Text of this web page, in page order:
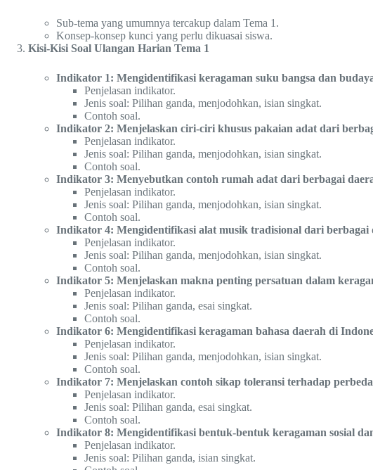
Sub-tema yang umumnya tercakup dalam Tema 1.
Konsep-konsep kunci yang perlu dikuasai siswa.
Kisi-Kisi Soal Ulangan Harian Tema 1
Indikator 1: Mengidentifikasi keragaman suku bangsa dan
Penjelasan indikator.
Jenis soal: Pilihan ganda, menjodohkan, isian singkat.
Contoh soal.
Indikator 2: Menjelaskan ciri-ciri khusus pakaian adat dari
Penjelasan indikator.
Jenis soal: Pilihan ganda, menjodohkan, isian singkat.
Contoh soal.
Indikator 3: Menyebutkan contoh rumah adat dari berbagai
Penjelasan indikator.
Jenis soal: Pilihan ganda, menjodohkan, isian singkat.
Contoh soal.
Indikator 4: Mengidentifikasi alat musik tradisional dari berbagai
Penjelasan indikator.
Jenis soal: Pilihan ganda, menjodohkan, isian singkat.
Contoh soal.
Indikator 5: Menjelaskan makna penting persatuan dalam
Penjelasan indikator.
Jenis soal: Pilihan ganda, esai singkat.
Contoh soal.
Indikator 6: Mengidentifikasi keragaman bahasa daerah di
Penjelasan indikator.
Jenis soal: Pilihan ganda, menjodohkan, isian singkat.
Contoh soal.
Indikator 7: Menjelaskan contoh sikap toleransi terhadap
Penjelasan indikator.
Jenis soal: Pilihan ganda, esai singkat.
Contoh soal.
Indikator 8: Mengidentifikasi bentuk-bentuk keragaman sosial
Penjelasan indikator.
Jenis soal: Pilihan ganda, isian singkat.